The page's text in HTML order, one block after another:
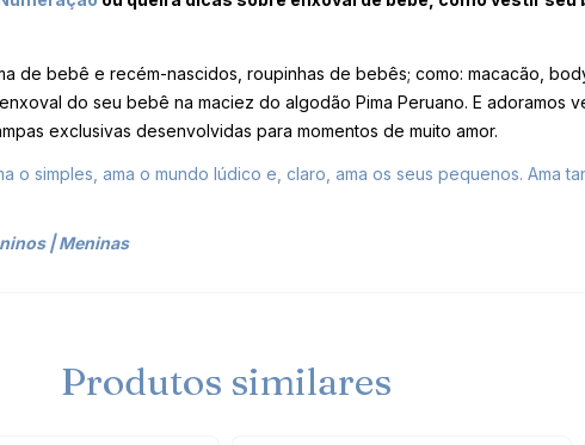
de bebê e recém-nascidos, roupinhas de bebês; como: macacão,
do seu bebê na maciez do algodão Pima Peruano. E adoramos
exclusivas desenvolvidas para momentos de muito amor.
o simples, ama o mundo lúdico e, claro, ama os seus pequenos. Ama
|Meninas
Produtos similares